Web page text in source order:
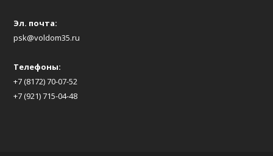
Эл. почта:
psk@voldom35.ru
Телефоны:
+7 (8172) 70-07-52
+7 (921) 715-04-48